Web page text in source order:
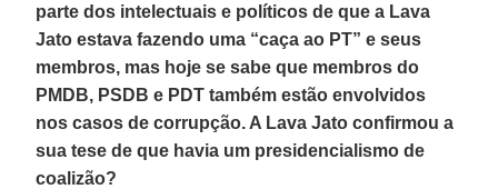
parte dos intelectuais e políticos de que a Lava
Jato estava fazendo uma “caça ao PT” e seus
membros, mas hoje se sabe que membros do
PMDB, PSDB e PDT também estão envolvidos
nos casos de corrupção. A Lava Jato confirmou a
sua tese de que havia um presidencialismo de
coalizão?